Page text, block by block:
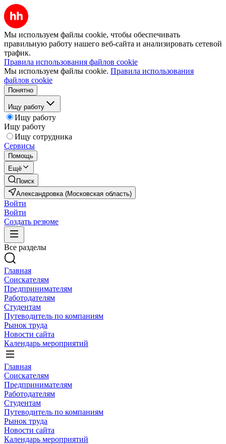
Мы используем файлы cookie, чтобы обеспечивать
правильную работу нашего веб-сайта и анализировать сетевой
трафик.
Правила использования файлов cookie
Мы используем файлы cookie. Правила использования
файлов cookie
Понятно
Ищу работу
Ищу работу
Ищу работу
Ищу сотрудника
Сервисы
Помощь
Ещё
Поиск
Александровка (Московская область)
Войти
Войти
Создать резюме
Все разделы
Главная
Соискателям
Предпринимателям
Работодателям
Студентам
Путеводитель по компаниям
Рынок труда
Новости сайта
Календарь мероприятий
Главная
Соискателям
Предпринимателям
Работодателям
Студентам
Путеводитель по компаниям
Рынок труда
Новости сайта
Календарь мероприятий